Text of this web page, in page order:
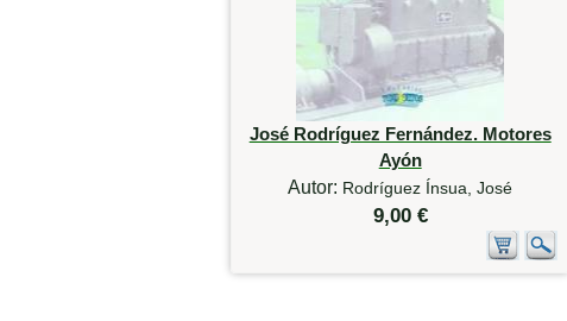
José Rodríguez Fernández. Motores
Ayón
Autor: Rodríguez Ínsua, José
9,00 €